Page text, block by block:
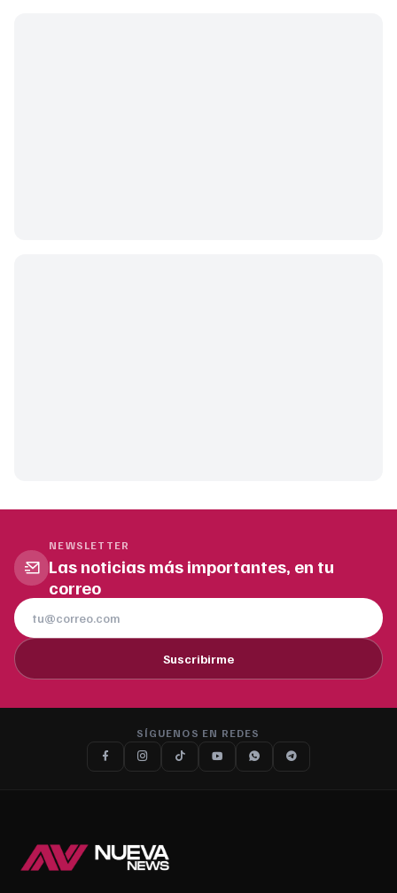
NEWSLETTER
Las noticias más importantes, en tu
correo
Suscribirme
SÍGUENOS EN REDES